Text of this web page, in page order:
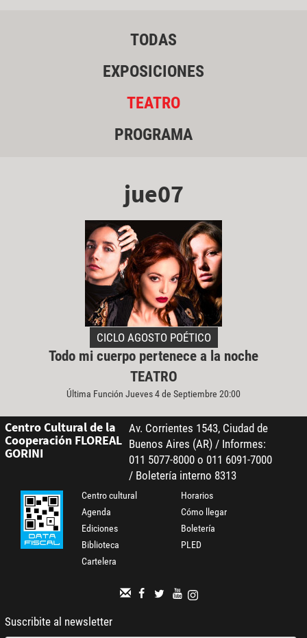
TODAS
EXPOSICIONES
TEATRO
PROGRAMA
jue07
CICLO AGOSTO POÉTICO
Todo mi cuerpo pertenece a la noche
TEATRO
Última Función Jueves 4 de Septiembre 20:00
Centro Cultural de la
Cooperación FLOREAL
GORINI
Av. Corrientes 1543, Ciudad de
Buenos Aires (AR) / Informes:
011 5077-8000 o 011 6091-7000
/ Boletería interno 8313
Centro cultural
Agenda
Ediciones
Biblioteca
Cartelera
Horarios
Cómo llegar
Boletería
PLED
Suscribite al newsletter